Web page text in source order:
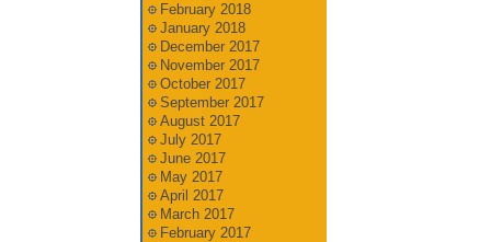
February 2018
January 2018
December 2017
November 2017
October 2017
September 2017
August 2017
July 2017
June 2017
May 2017
April 2017
March 2017
February 2017